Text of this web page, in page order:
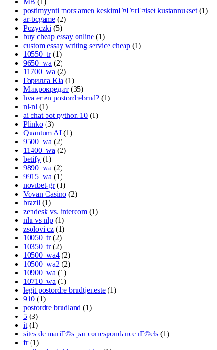
MB (1)
postimyynti morsiamen keskimГ¤Г¤rГ¤iset kustannukset (1)
ar-bcgame (2)
Pozyczki (5)
buy cheap essay online (1)
custom essay writing service cheap (1)
10550_tr(1)
9650_wa (2)
11700_wa (2)
Горилла Юа (1)
Микрокредит (35)
hva er en postordrebrud? (1)
nl-nl (1)
ai chat bot python 10 (1)
Plinko (3)
Quantum AI (1)
9500_wa (2)
11400_wa (2)
betify (1)
9890_wa (2)
9915_wa (1)
novibet-gr(1)
Vovan Casino (2)
brazil (1)
zendesk vs. intercom (1)
nlu vs nlp (1)
zsolovi.cz (1)
10050_tr(2)
10350_tr(2)
10500_wa4 (2)
10500_wa2 (2)
10900_wa (1)
10710_wa (1)
legit postordre brudtjeneste (1)
910 (1)
postordre brudland (1)
5 (3)
it (1)
sites de mariГ©s par correspondance rГ©els (1)
fr(1)